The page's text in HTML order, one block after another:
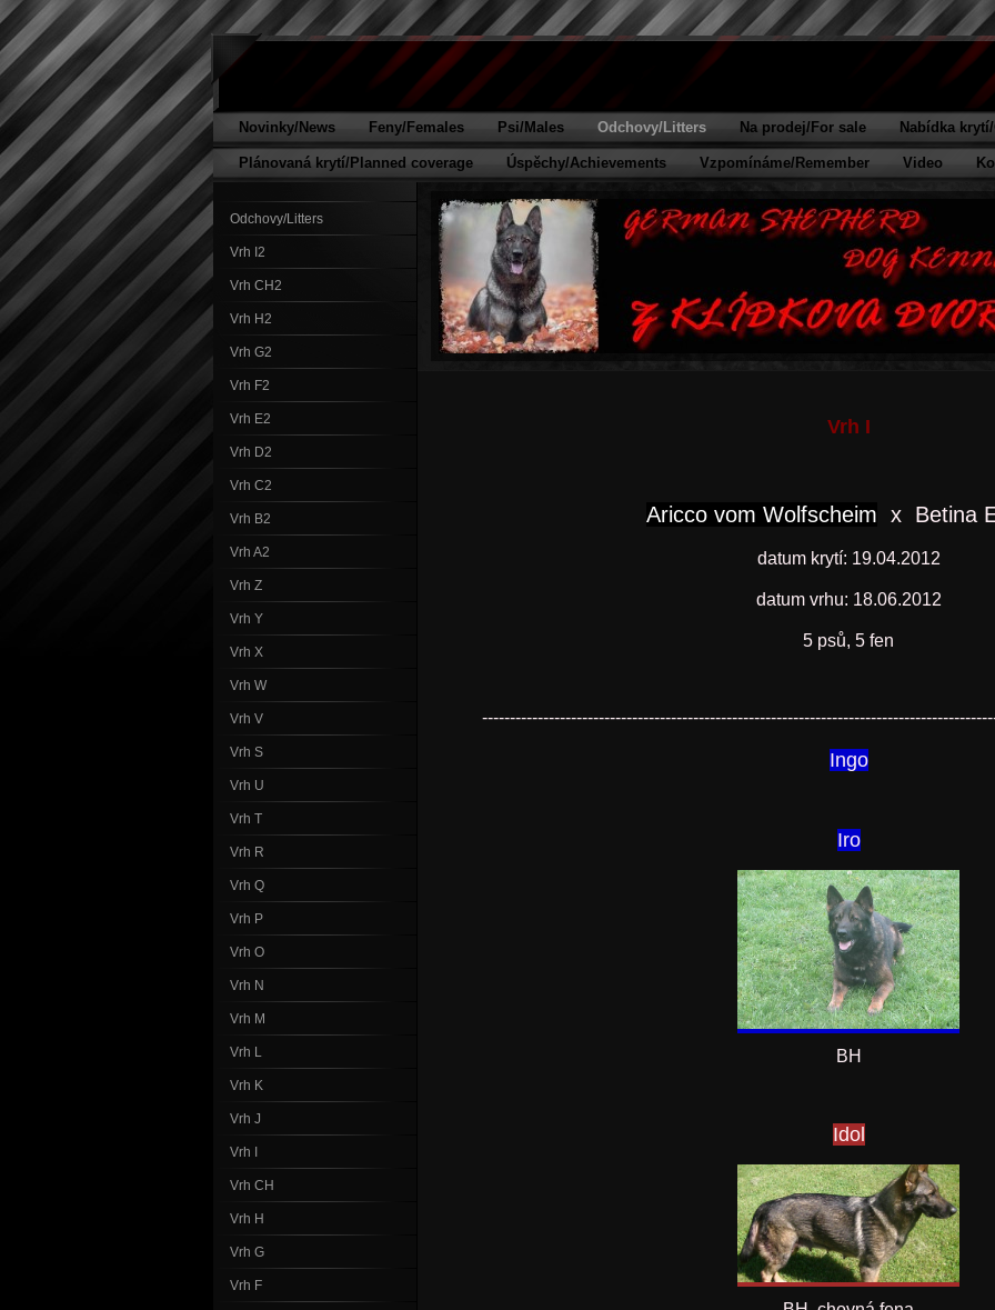
Novinky/News Feny/Females Psi/Males Odchovy/Litters Na prodej/For sale Nabídka
Plánovaná krytí/Planned coverage Úspěchy/Achievements Vzpomínáme/Remember Video
Odchovy/Litters
Vrh I2
Vrh CH2
Vrh H2
Vrh G2
Vrh F2
Vrh E2
Vrh D2
Vrh C2
Vrh B2
Vrh A2
Vrh Z
Vrh Y
Vrh X
Vrh W
Vrh V
Vrh S
Vrh U
Vrh T
Vrh R
Vrh Q
Vrh P
Vrh O
Vrh N
Vrh M
Vrh L
Vrh K
Vrh J
Vrh I
Vrh CH
Vrh H
Vrh G
Vrh F
Vrh I
Aricco vom Wolfscheim x Betina
datum krytí: 19.04.2012
datum vrhu: 18.06.2012
5 psů, 5 fen
Ingo
Iro
BH
Idol